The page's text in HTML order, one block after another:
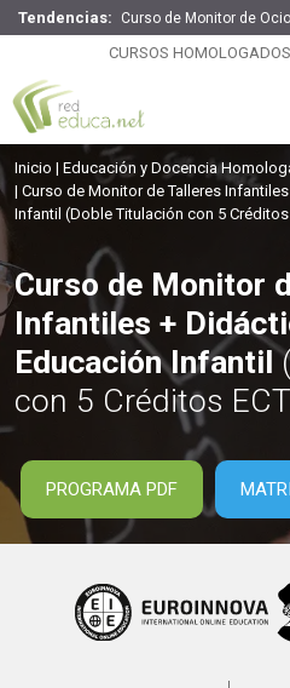
Tendencias: Curso de Monitor de
CURSOS
Curso de Monitor de Talleres
Educación Infantil
305 H
Inicio
Educación y Docencia
Curso de Monitor de Talleres
Infantil (Doble Titulación con 5 Créditos
Curso de Monitor
Infantiles +
Educación Infantil
con 5 Créditos
PROGRAMA PDF